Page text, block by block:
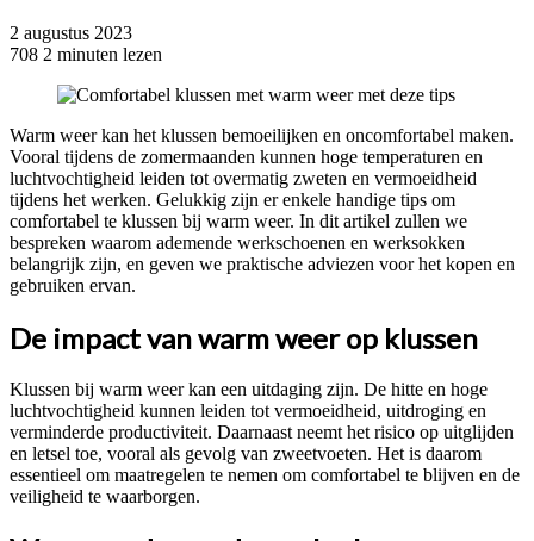
2 augustus 2023
708 2 minuten lezen
Warm weer kan het klussen bemoeilijken en oncomfortabel maken.
Vooral tijdens de zomermaanden kunnen hoge temperaturen en
luchtvochtigheid leiden tot overmatig zweten en vermoeidheid
tijdens het werken. Gelukkig zijn er enkele handige tips om
comfortabel te klussen bij warm weer. In dit artikel zullen we
bespreken waarom ademende werkschoenen en werksokken
belangrijk zijn, en geven we praktische adviezen voor het kopen en
gebruiken ervan.
De impact van warm weer op klussen
Klussen bij warm weer kan een uitdaging zijn. De hitte en hoge
luchtvochtigheid kunnen leiden tot vermoeidheid, uitdroging en
verminderde productiviteit. Daarnaast neemt het risico op uitglijden
en letsel toe, vooral als gevolg van zweetvoeten. Het is daarom
essentieel om maatregelen te nemen om comfortabel te blijven en de
veiligheid te waarborgen.